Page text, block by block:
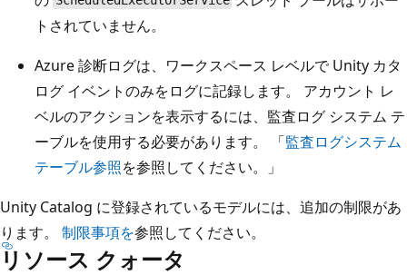
トされていません。
Azure 診断ログは、ワークスペース レベルで Unity カタ
ログ イベントのみをログに記録します。 アカウント レ
ベルのアクションを表示するには、監査ログ システム テ
ーブルを使用する必要があります。 「監査ログシステム
テーブル参照を参照してください。」
Unity Catalog に登録されているモデルには、追加の制限があ
ります。 制限事項を参照してください。
リソース クォータ